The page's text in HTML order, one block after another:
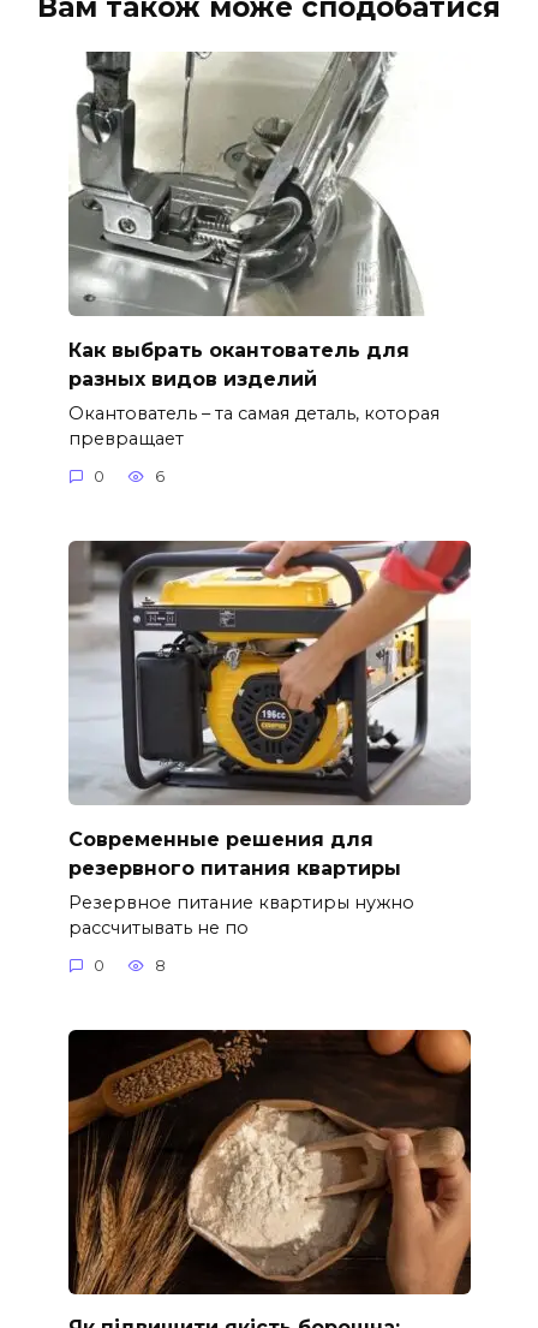
Вам також може сподобатися
Как выбрать окантователь для
разных видов изделий
Окантователь – та самая деталь, которая
превращает
0 6
Современные решения для
резервного питания квартиры
Резервное питание квартиры нужно
рассчитывать не по
0 8